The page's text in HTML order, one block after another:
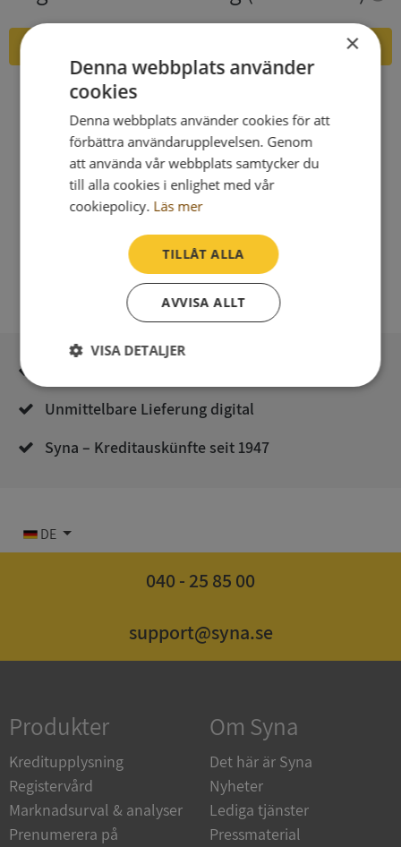
Beim Kauf erkennen Sie
Unmittelbare Lieferung digital
Syna – Kreditauskünfte seit 1947
DE
040 - 25 85 00
support@syna.se
Produkter
Kreditupplysning
Registervård
Marknadsurval & analyser
Prenumerera på
Om Syna
Det här är Syna
Nyheter
Lediga tjänster
Pressmaterial
×
Denna webbplats använder
cookies
Denna webbplats använder cookies för att
förbättra användarupplevelsen. Genom
att använda vår webbplats samtycker du
till alla cookies i enlighet med vår
cookiepolicy. Läs mer
TILLÅT ALLA
AVVISA ALLT
VISA DETALJER
Strikt
nödvändigt
Prestanda Inriktning
Oklassificerade
Namn
Leverantör
Domän
__RequestVerificationToken
Microsoft
Corporation
de.syna.se